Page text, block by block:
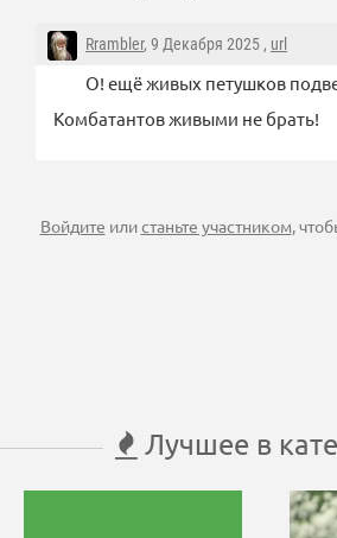
Rrambler, 9 Декабря 2025 , url
О! ещё живых петушков
Комбатантов живыми не брать!
Войдите илистаньте участником,
Лучшее в